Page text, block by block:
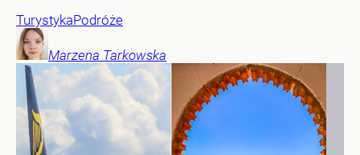
TurystykaPodróże
Marzena Tarkowska